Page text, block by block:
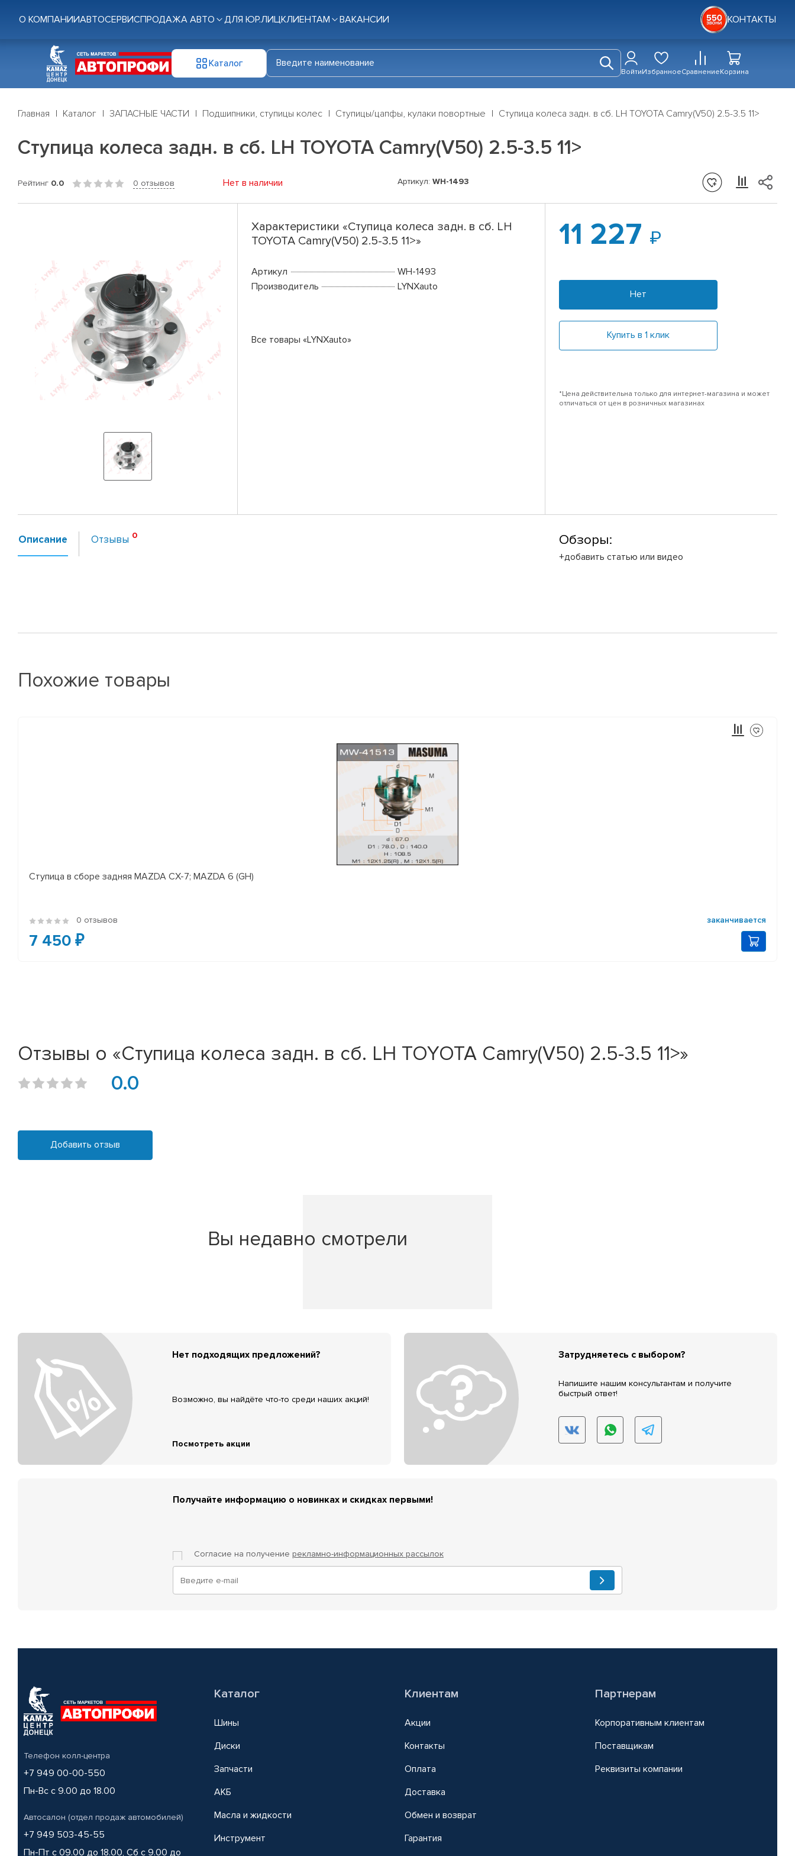
О КОМПАНИИАВТОСЕРВИСПРОДАЖА АВТО ДЛЯ ЮР.ЛИЦКЛИЕНТАМ ВАКАНСИИ КОНТАКТЫ
Каталог
ВойтиИзбранноеСравнениеКорзина
Главная Каталог ЗАПАСНЫЕ ЧАСТИ Подшипники, ступицы колес Ступицы/цапфы, кулаки повортные Ступица колеса задн. в сб. LH TOYOTA Camry(V50) 2.5-3.5 11>
Ступица колеса задн. в сб. LH TOYOTA Camry(V50) 2.5-3.5 11>
Рейтинг 0.0 0 отзывов Нет в наличии Артикул: WH-1493
Характеристики «Ступица колеса задн. в сб. LH
TOYOTA Camry(V50) 2.5-3.5 11>»
Артикул
WH-1493
Производитель
LYNXauto
Все товары «LYNXauto»
11 227
Нет
Купить в 1 клик
*Цена действительна только для интернет-магазина и может
отличаться от цен в розничных магазинах
Описание Отзывы Обзоры:
+добавить статью или видео
Похожие товары
Ступица в сборе задняя MAZDA CX-7; MAZDA 6 (GH)
0 отзывов заканчивается
7 450 ₽
Отзывы о «Ступица колеса задн. в сб. LH TOYOTA Camry(V50) 2.5-3.5 11>»
0.0
Добавить отзыв
Вы недавно смотрели
Нет подходящих предложений?
Возможно, вы найдёте что-то среди наших акций!
Посмотреть акции
Затрудняетесь с выбором?
Напишите нашим консультантам и получите
быстрый ответ!
Получайте информацию о новинках и скидках первыми!
Согласие на получение рекламно-информационных рассылок
Телефон колл-центра
+7 949 00-00-550
Пн-Вс с 9.00 до 18.00
Автосалон (отдел продаж автомобилей)
+7 949 503-45-55
Пн-Пт с 09.00 до 18.00, Сб с 9.00 до
Каталог
Шины
Диски
Запчасти
АКБ
Масла и жидкости
Инструмент
Клиентам
Акции
Контакты
Оплата
Доставка
Обмен и возврат
Гарантия
Партнерам
Корпоративным клиентам
Поставщикам
Реквизиты компании